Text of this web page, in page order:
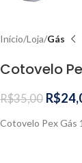
Início Loja Gás
Cotovelo
R$35,00 R$
Cotovelo Pex Gás